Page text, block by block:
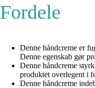
Fordele
Denne håndcreme er
Denne egenskab gør
Denne håndcreme
produktet overlegent i
Denne håndcreme